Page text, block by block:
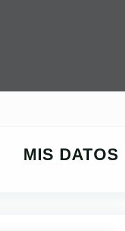
MIS DATOS